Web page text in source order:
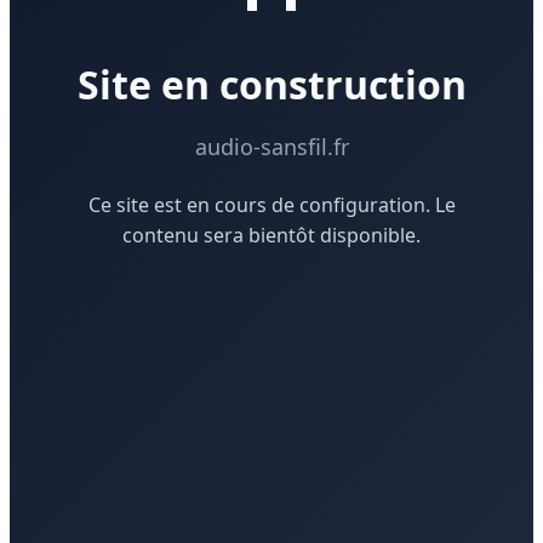
Site en construction
audio-sansfil.fr
Ce site est en cours de configuration. Le
contenu sera bientôt disponible.